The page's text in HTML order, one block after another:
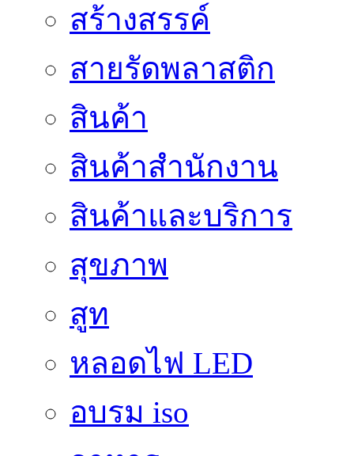
สร้างสรรค์
สายรัดพลาสติก
สินค้า
สินค้าสํานักงาน
สินค้าและบริการ
สุขภาพ
สูท
หลอดไฟ LED
อบรม iso